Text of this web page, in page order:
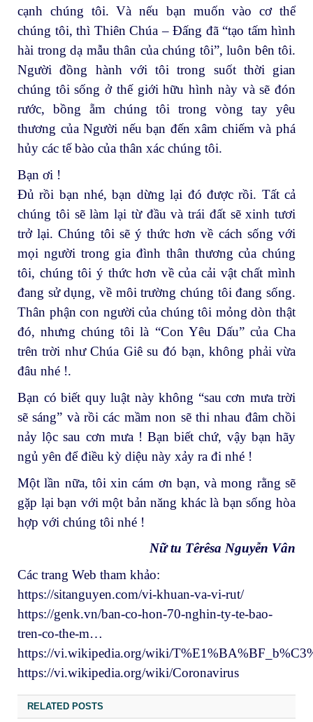
cạnh chúng tôi. Và nếu bạn muốn vào cơ thể
chúng tôi, thì Thiên Chúa – Đấng đã “tạo tấm hình
hài trong dạ mẫu thân của chúng tôi”, luôn bên tôi.
Người đồng hành với tôi trong suốt thời gian
chúng tôi sống ở thế giới hữu hình này và sẽ đón
rước, bồng ẵm chúng tôi trong vòng tay yêu
thương của Người nếu bạn đến xâm chiếm và phá
hủy các tế bào của thân xác chúng tôi.
Bạn ơi !
Đủ rồi bạn nhé, bạn dừng lại đó được rồi. Tất cả
chúng tôi sẽ làm lại từ đầu và trái đất sẽ xinh tươi
trở lại. Chúng tôi sẽ ý thức hơn về cách sống với
mọi người trong gia đình thân thương của chúng
tôi, chúng tôi ý thức hơn về của cải vật chất mình
đang sử dụng, về môi trường chúng tôi đang sống.
Thân phận con người của chúng tôi mỏng dòn thật
đó, nhưng chúng tôi là “Con Yêu Dấu” của Cha
trên trời như Chúa Giê su đó bạn, không phải vừa
đâu nhé !.
Bạn có biết quy luật này không “sau cơn mưa trời
sẽ sáng” và rồi các mầm non sẽ thi nhau đâm chồi
nảy lộc sau cơn mưa ! Bạn biết chứ, vậy bạn hãy
ngủ yên để điều kỳ diệu này xảy ra đi nhé !
Một lần nữa, tôi xin cám ơn bạn, và mong rằng sẽ
gặp lại bạn với một bản năng khác là bạn sống hòa
hợp với chúng tôi nhé !
Nữ tu Têrêsa Nguyễn Vân
Các trang Web tham khảo:
https://sitanguyen.com/vi-khuan-va-vi-rut/
https://genk.vn/ban-co-hon-70-nghin-ty-te-bao-
tren-co-the-m…
https://vi.wikipedia.org/wiki/
https://vi.wikipedia.org/wiki/Coronavirus
RELATED POSTS